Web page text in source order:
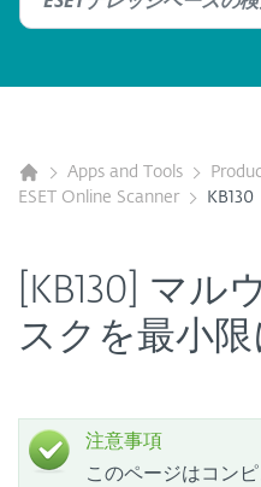
Apps and Tools
ESET Online Scanner
KB130
[KB130] マル
スクを最小限
注意事項
このページはコン